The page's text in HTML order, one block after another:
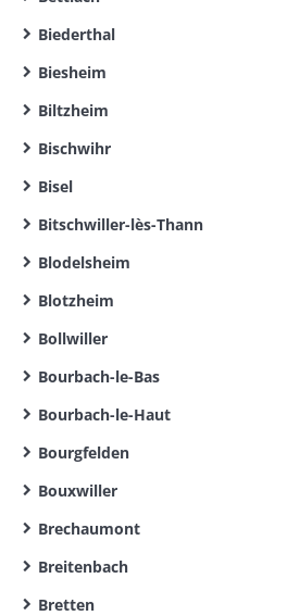
Biederthal
Biesheim
Biltzheim
Bischwihr
Bisel
Bitschwiller-lès-Thann
Blodelsheim
Blotzheim
Bollwiller
Bourbach-le-Bas
Bourbach-le-Haut
Bourgfelden
Bouxwiller
Brechaumont
Breitenbach
Bretten